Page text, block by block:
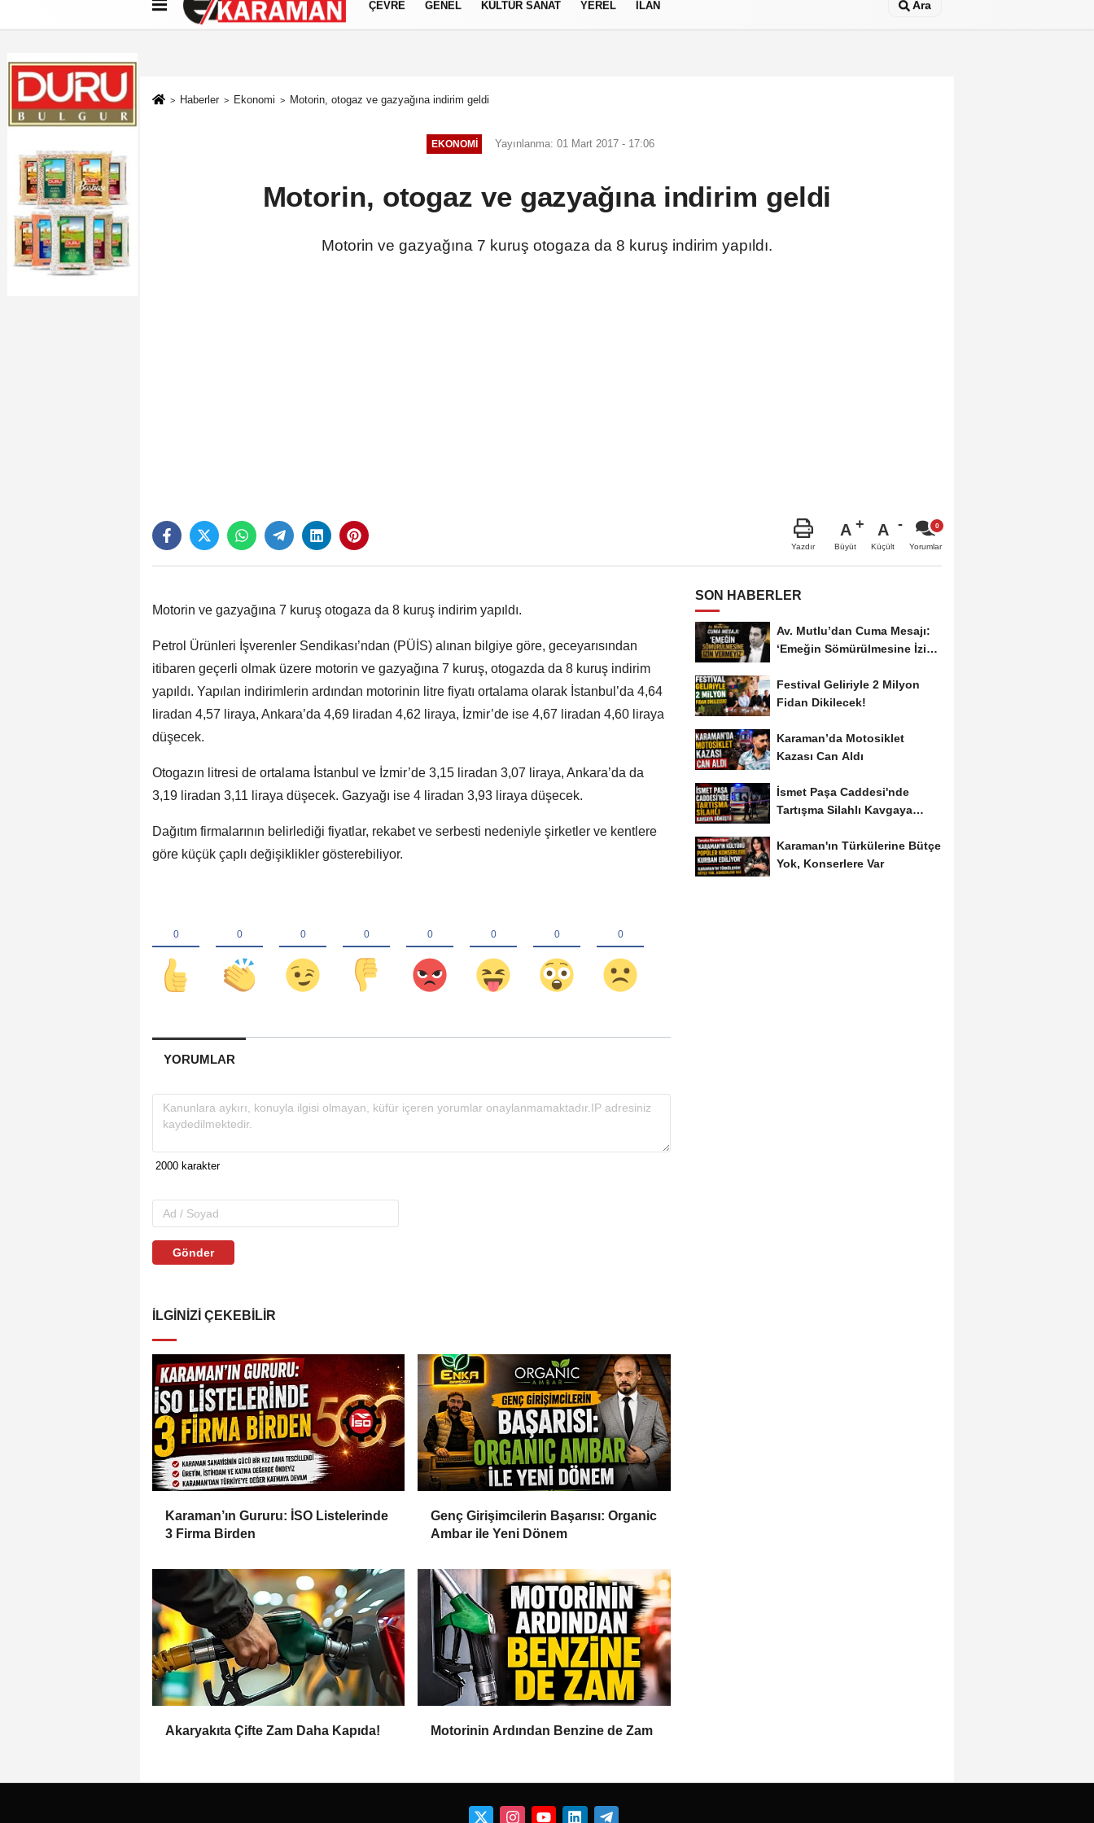
Künye İletişim Çerez Politikası Gizlilik İlkeleri
ÇEVRE GENEL KÜLTÜR SANAT YEREL İLAN Ara
Haberler Ekonomi Motorin, otogaz ve gazyağına indirim geldi
EKONOMI Yayınlanma: 01 Mart 2017 - 17:06
Motorin, otogaz ve gazyağına indirim geldi
Motorin ve gazyağına 7 kuruş otogaza da 8 kuruş indirim yapıldı.
Yazdır
A
Büyüt
A
Küçült Yorumlar
Motorin ve gazyağına 7 kuruş otogaza da 8 kuruş indirim yapıldı.
Petrol Ürünleri İşverenler Sendikası’ndan (PÜİS) alınan bilgiye göre, geceyarısından
itibaren geçerli olmak üzere motorin ve gazyağına 7 kuruş, otogazda da 8 kuruş indirim
yapıldı. Yapılan indirimlerin ardından motorinin litre fiyatı ortalama olarak İstanbul’da 4,64
liradan 4,57 liraya, Ankara’da 4,69 liradan 4,62 liraya, İzmir’de ise 4,67 liradan 4,60 liraya
düşecek.
Otogazın litresi de ortalama İstanbul ve İzmir’de 3,15 liradan 3,07 liraya, Ankara’da da
3,19 liradan 3,11 liraya düşecek. Gazyağı ise 4 liradan 3,93 liraya düşecek.
Dağıtım firmalarının belirlediği fiyatlar, rekabet ve serbesti nedeniyle şirketler ve kentlere
göre küçük çaplı değişiklikler gösterebiliyor.
YORUMLAR
Gönder
İLGINIZI ÇEKEBILIR
Karaman’ın Gururu: İSO Listelerinde
3 Firma Birden
Genç Girişimcilerin Başarısı: Organic
Ambar ile Yeni Dönem
Akaryakıta Çifte Zam Daha Kapıda! Motorinin Ardından Benzine de Zam
SON HABERLER
Av. Mutlu’dan Cuma Mesajı:
‘Emeğin Sömürülmesine İzin
Festival Geliriyle 2 Milyon
Fidan Dikilecek!
Karaman’da Motosiklet
Kazası Can Aldı
İsmet Paşa Caddesi'nde
Tartışma Silahlı Kavgaya
Karaman'ın Türkülerine Bütçe
Yok, Konserlere Var